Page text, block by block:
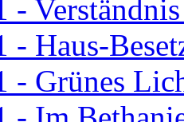
-
- Haus-
- Grünes